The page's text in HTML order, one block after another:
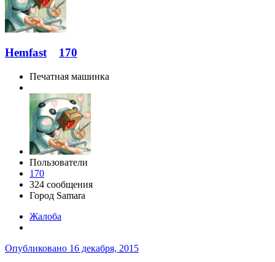
Hemfast 170
Печатная машинка
Пользователи
170
324 сообщения
Город Samara
Жалоба
Опубликовано 16 декабря, 2015